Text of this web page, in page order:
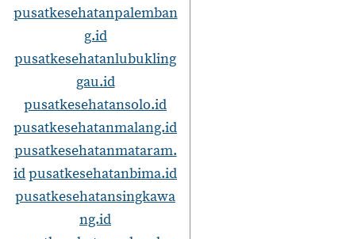
pusatkesehatanpalemban
g.id
pusatkesehatanlubukling
gau.id
pusatkesehatansolo.id
pusatkesehatanmalang.id
pusatkesehatanmataram.
idpusatkesehatanbima.id
pusatkesehatansingkawa
ng.id